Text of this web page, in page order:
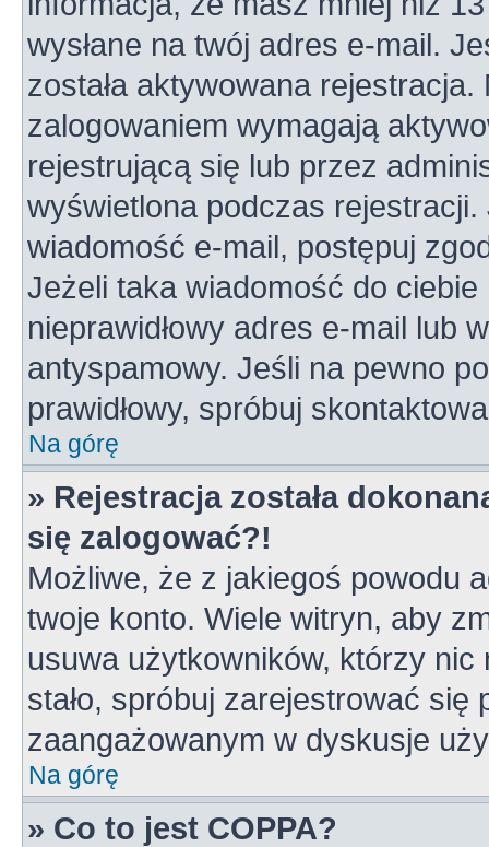
wysłane na twój adres e-mail.
została aktywowana
zalogowaniem wymagają
rejestrującą się lub przez
wyświetlona podczas rejestracji.
wiadomość e-mail, postępuj
Jeżeli taka wiadomość do ciebie
nieprawidłowy adres e-mail lub
antyspamowy. Jeśli na pewno
prawidłowy, spróbuj
Na górę
» Rejestracja została
się zalogować?!
Możliwe, że z jakiegoś powodu
twoje konto. Wiele witryn, aby
usuwa użytkowników, którzy
stało, spróbuj zarejestrować
zaangażowanym w dyskusje
Na górę
» Co to jest COPPA?